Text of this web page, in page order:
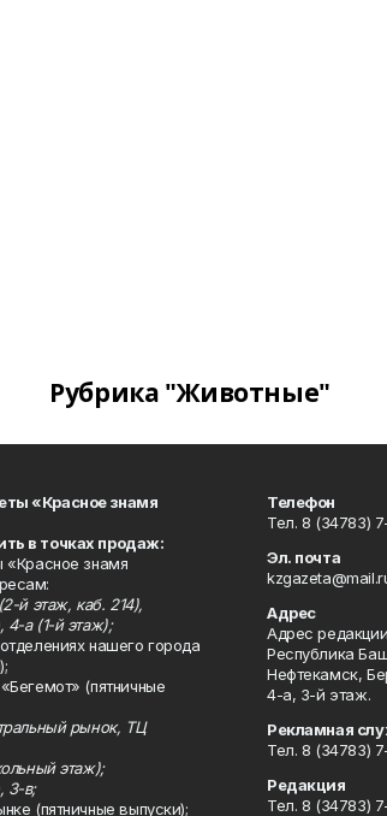
Рубрика "Животные"
«Красное знамя
в точках продаж:
«Красное знамя
й этаж, каб. 214),
4-а (1-й этаж);
нашего города
(пятничные
рынок, ТЦ
этаж);
3-в;
(пятничные выпуски);
Телефон
Тел. 8 (34783)
Эл. почта
Адрес
Адрес
Республика
Нефтекамск,
4-а, 3-й этаж.
Рекламная
Тел. 8 (34783)
Редакция
Тел. 8 (34783)